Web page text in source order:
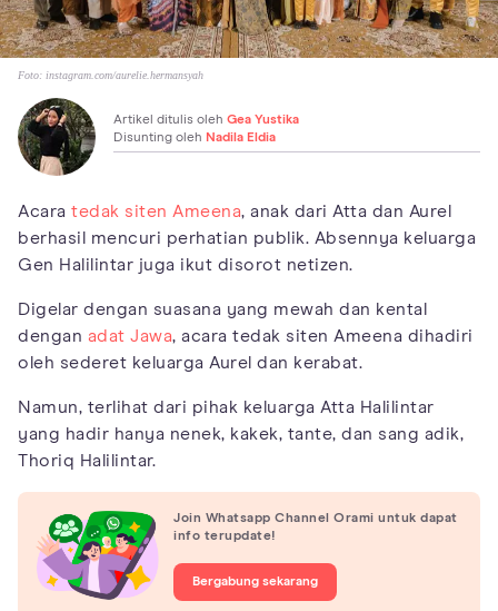
Foto: instagram.com/aurelie.hermansyah
Artikel ditulis oleh Gea Yustika
Disunting oleh Nadila Eldia
Acara tedak siten Ameena, anak dari Atta dan Aurel
berhasil mencuri perhatian publik. Absennya keluarga
Gen Halilintar juga ikut disorot netizen.
Digelar dengan suasana yang mewah dan kental
dengan adat Jawa, acara tedak siten Ameena dihadiri
oleh sederet keluarga Aurel dan kerabat.
Namun, terlihat dari pihak keluarga Atta Halilintar
yang hadir hanya nenek, kakek, tante, dan sang adik,
Thoriq Halilintar.
Join Whatsapp Channel Orami untuk dapat
info terupdate!
Bergabung sekarang